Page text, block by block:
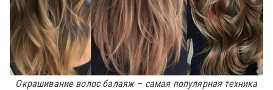
Окрашивание волос балаяж – самая популярная техника